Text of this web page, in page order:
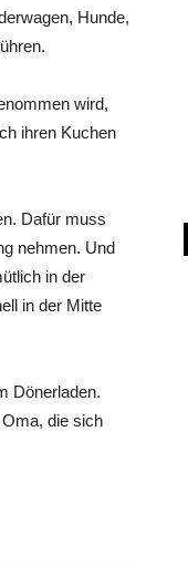
Hunde,
wird,
ihren Kuchen
Dafür muss
nehmen. Und
in der
in der Mitte
Dönerladen.
die sich